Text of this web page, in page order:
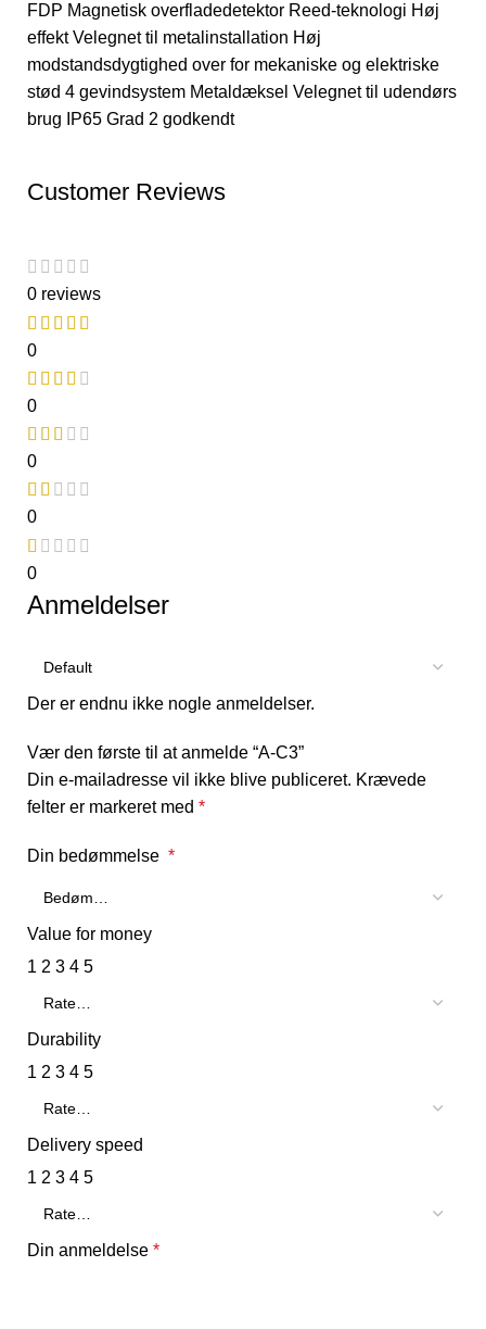
FDP Magnetisk overfladedetektor Reed-teknologi Høj
effekt Velegnet til metalinstallation Høj
modstandsdygtighed over for mekaniske og elektriske
stød 4 gevindsystem Metaldæksel Velegnet til udendørs
brug IP65 Grad 2 godkendt
Customer Reviews
0 reviews
0
0
0
0
0
Anmeldelser
Der er endnu ikke nogle anmeldelser.
Vær den første til at anmelde “A-C3”
Din e-mailadresse vil ikke blive publiceret. Krævede
felter er markeret med *
Din bedømmelse *
Value for money
1 2 3 4 5
Durability
1 2 3 4 5
Delivery speed
1 2 3 4 5
Din anmeldelse *